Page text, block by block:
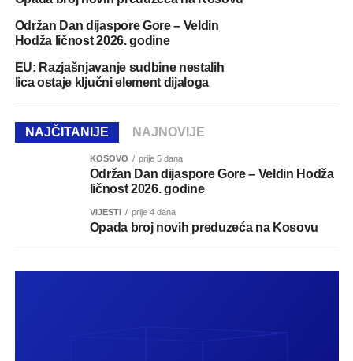
Održan Dan dijaspore Gore – Veldin
Hodža ličnost 2026. godine
EU: Razjašnjavanje sudbine nestalih
lica ostaje ključni element dijaloga
NAJČITANIJE NAJNOVIJE
KOSOVO prije 5 dana
Održan Dan dijaspore Gore – Veldin Hodža
ličnost 2026. godine
VIJESTI prije 4 dana
Opada broj novih preduzeća na Kosovu